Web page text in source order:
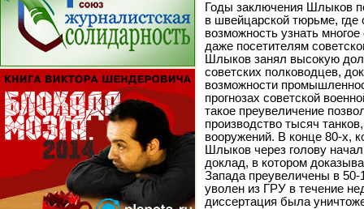
Годы заключения Шлыков
в швейцарской тюрьме,
возможность узнать
даже посетителям
Шлыков занял высокую
советских полководцев,
возможности
прогнозах советской
такое преувеличение
производство тысяч
вооружений. В конце 80-х,
Шлыков через голову
доклад, в котором
Запада преувеличены в 50-
уволен из ГРУ в течение
диссертация была